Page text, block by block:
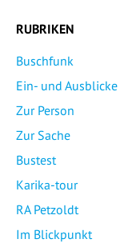
RUBRIKEN
Buschfunk
Ein- und Ausblicke
Zur Person
Zur Sache
Bustest
Karika-tour
RA Petzoldt
Im Blickpunkt